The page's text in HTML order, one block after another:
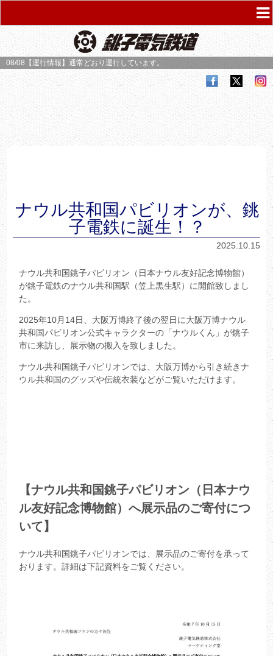
08/08【運行情報】 通常どおり運行しています。
ナウル共和国パビリオンが、銚
子電鉄に誕生！？
2025.10.15
ナウル共和国銚子パビリオン（日本ナウル友好記念博物館）
が銚子電鉄のナウル共和国駅（笠上黒生駅）に開館致しまし
た。
2025年10月14日、大阪万博終了後の翌日に大阪万博ナウル
共和国パビリオン公式キャラクターの「ナウルくん」が銚子
市に来訪し、展示物の搬入を致しました。
ナウル共和国銚子パビリオンでは、大阪万博から引き続きナ
ウル共和国のグッズや伝統衣装などがご覧いただけます。
【ナウル共和国銚子パビリオン（日本ナウ
ル友好記念博物館）へ展示品のご寄付につ
いて】
ナウル共和国銚子パビリオンでは、展示品のご寄付を承って
おります。詳細は下記資料をご覧ください。